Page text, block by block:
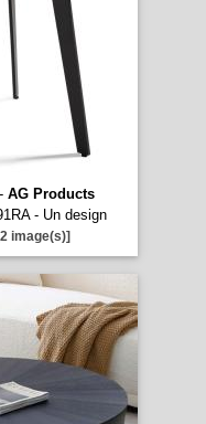
AG Products
- Un design
image(s)]